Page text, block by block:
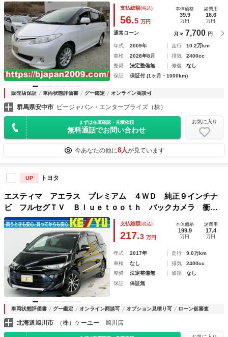
ドア 前席シートヒーター 運転席パワーシート ＡＡＣ
支払総額(税込)
56.5 万円
本体価格
39.9
万円
諸費用
16.6
万円
通常ローン 月々 7,700 円
年式 2009年 走行
10.2万km
車検
2028年8月 排気
2400cc
整備
法定整備無 修復
なし
保証
保証付 (1ヶ月・1000km)
販売店保証 車両状態評価書 グー鑑定 オンライン商談可
群馬県安中市 ビージャパン・エンタープライズ（株）
まずは在庫確認・見積依頼
無料通話でお問い合わせ
お気に入り
今あなたの他に8人が見ています
UP トヨタ
エスティマ アエラス プレミアム ４ＷＤ 純正９インチナ
ビ フルセグＴＶ Ｂｌｕｅｔｏｏｔｈ バックカメラ 衝突
被害軽減ブレーキ クルーズコントロール 両側電動スライド
ドア オットマン ＥＴＣ２．０ ハーフレザーシート 禁煙
支払総額(税込)
217.3 万円
本体価格
199.9
万円
諸費用
17.4
万円
年式 2017年 走行
9.0万km
車検
なし 排気
2400cc
整備
法定整備無 修復
なし
保証
保証無
車両状態評価書 グー鑑定 オンライン商談可 オプション見積り可 ローン仮審査
北海道旭川市 （株）ケーユー 旭川店